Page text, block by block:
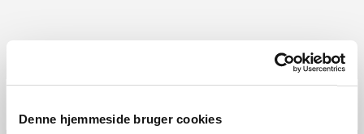
Denne hjemmeside bruger cookies
Samlet: